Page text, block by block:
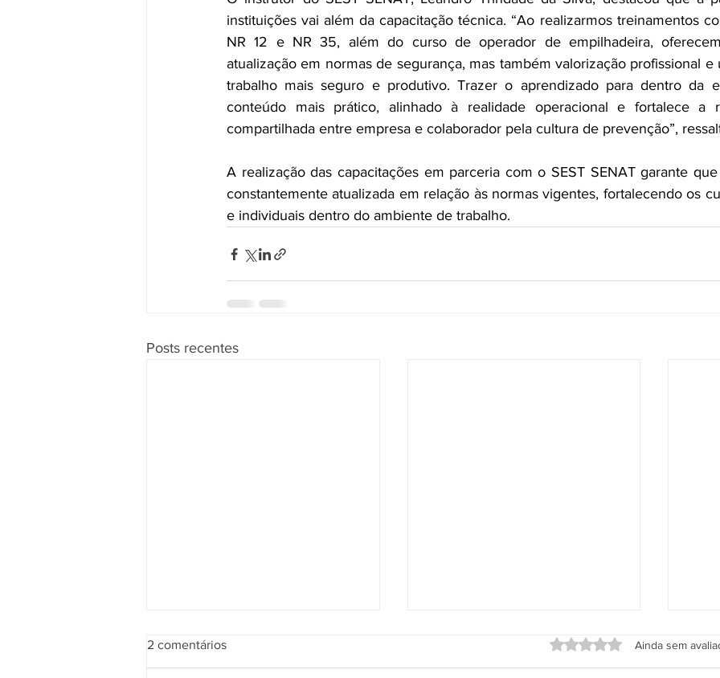
instituições vai além da capacitação técnica. “Ao realizarmos treinamentos
NR 12 e NR 35, além do curso de operador de empilhadeira,
atualização em normas de segurança, mas também valorização profissional
trabalho mais seguro e produtivo. Trazer o aprendizado para dentro da
conteúdo mais prático, alinhado à realidade operacional e fortalece a
compartilhada entre empresa e colaborador pela cultura de prevenção”,
A realização das capacitações em parceria com o SEST SENAT garante
constantemente atualizada em relação às normas vigentes, fortalecendo os
e individuais dentro do ambiente de trabalho.
Posts recentes
2 comentários Avaliado com 0 de 5
Ainda sem